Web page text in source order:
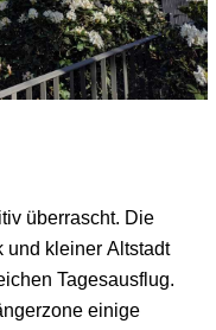
überrascht. Die
und kleiner Altstadt
Tagesausflug.
einige